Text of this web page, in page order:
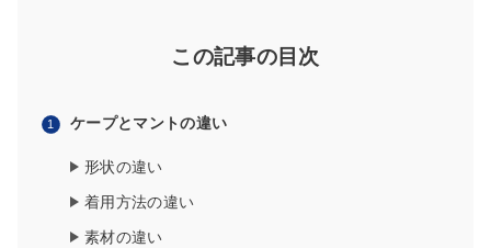
この記事の目次
ケープとマントの違い
形状の違い
着用方法の違い
素材の違い